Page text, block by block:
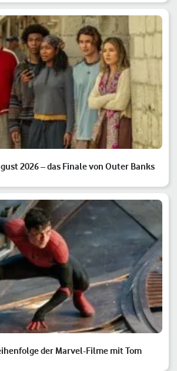
2026 – das Finale von Outer Banks
der Marvel-Filme mit Tom